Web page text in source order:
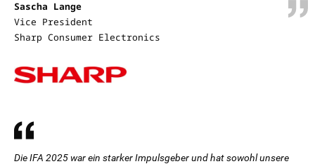
Sascha Lange
Vice President
Sharp Consumer Electronics
Die IFA 2025 war ein starker Impulsgeber und hat sowohl unsere